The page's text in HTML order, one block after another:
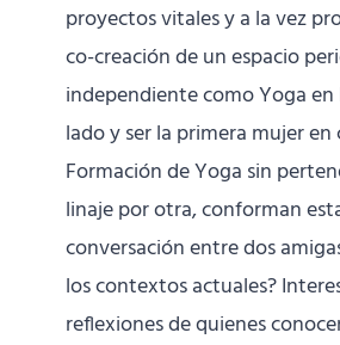
proyectos vitales y a la vez
co-creación de un espacio
independiente como Yoga en
lado y ser la primera mujer en
Formación de Yoga sin
linaje por otra, conforman
conversación entre dos
los contextos actuales?
reflexiones de quienes